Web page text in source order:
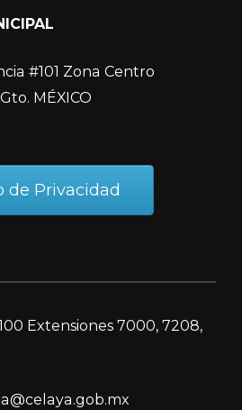
#101 Zona Centro
MÉXICO
de Privacidad
Extensiones 7000, 7208,